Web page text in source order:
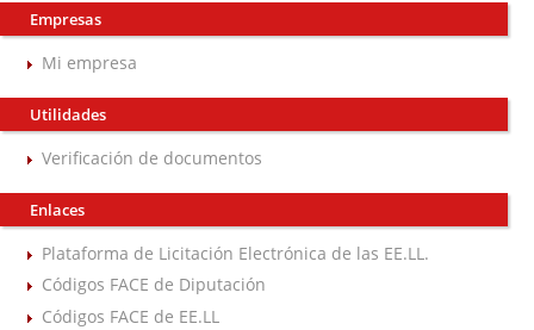
Empresas
Mi empresa
Utilidades
Verificación de documentos
Enlaces
Plataforma de Licitación Electrónica de las EE.LL.
Códigos FACE de Diputación
Códigos FACE de EE.LL